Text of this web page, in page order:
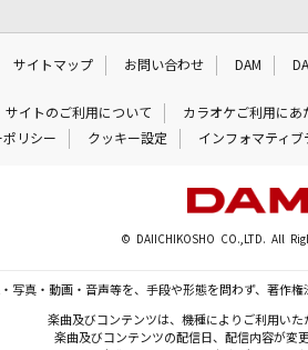
サイトマップ お問い合わせ DAM
サイトのご利用について カラオケご利用にあ
リシー
クッキー設定 インフォマティ
© DAIICHIKOSHO CO.,LTD. All
写真・動画・音声等を、手段や形態を問わず、著作
楽曲及びコンテンツは、機種によりご利用いた
楽曲及びコンテンツの配信日、配信内容が変